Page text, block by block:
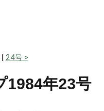
24号
1984年23号